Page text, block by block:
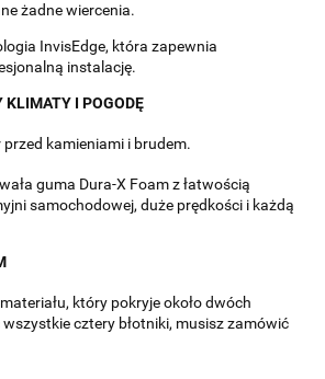
żadne wiercenia.
InvisEdge, która zapewnia
instalację.
KLIMATY I POGODĘ
kamieniami i brudem.
guma Dura-X Foam z łatwością
samochodowej, duże prędkości i każdą
który pokryje około dwóch
wszystkie cztery błotniki, musisz zamówić